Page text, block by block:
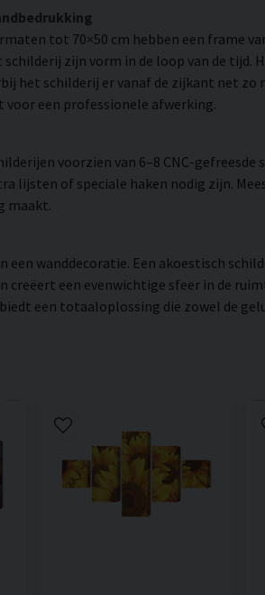
tot 70×50 cm hebben een frame
zijn vorm in de loop van de tijd.
het schilderij er vanaf de zijkant net zo
voor een professionele afwerking.
voorzien van 6–8 CNC-
lijsten of speciale haken nodig zijn.
maakt.
een wanddecoratie. Een akoestisch
een evenwichtige sfeer in de
een totaaloplossing die zowel de